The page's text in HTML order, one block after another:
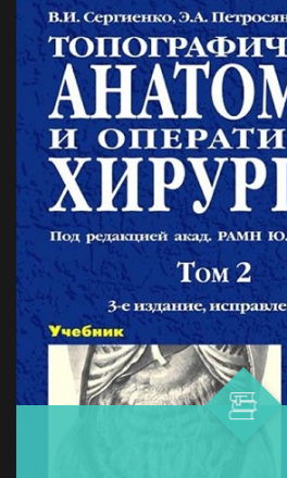
и профилактики меланомы...